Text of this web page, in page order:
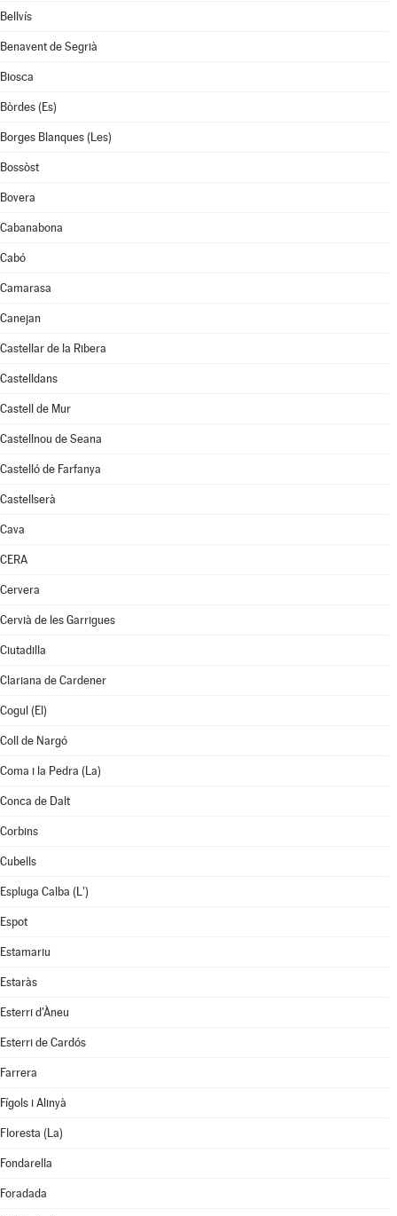
Bellvís
Benavent de Segrià
Biosca
Bòrdes (Es)
Borges Blanques (Les)
Bossòst
Bovera
Cabanabona
Cabó
Camarasa
Canejan
Castellar de la Ribera
Castelldans
Castell de Mur
Castellnou de Seana
Castelló de Farfanya
Castellserà
Cava
CERA
Cervera
Cervià de les Garrigues
Ciutadilla
Clariana de Cardener
Cogul (El)
Coll de Nargó
Coma i la Pedra (La)
Conca de Dalt
Corbins
Cubells
Espluga Calba (L')
Espot
Estamariu
Estaràs
Esterri d'Àneu
Esterri de Cardós
Farrera
Fígols i Alinyà
Floresta (La)
Fondarella
Foradada